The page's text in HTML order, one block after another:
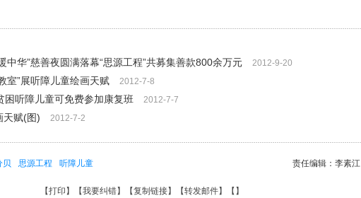
中华”慈善夜圆满落幕“思源工程”共募集善款800余万元
2012-9-20
室”展听障儿童绘画天赋 2012-7-8
困听障儿童可免费参加康复班 2012-7-7
天赋(图) 2012-7-2
责任编辑：李素江
贝 思源工程 听障儿童
【打印 】【我要纠错】【复制链接】【转发邮件】【 】